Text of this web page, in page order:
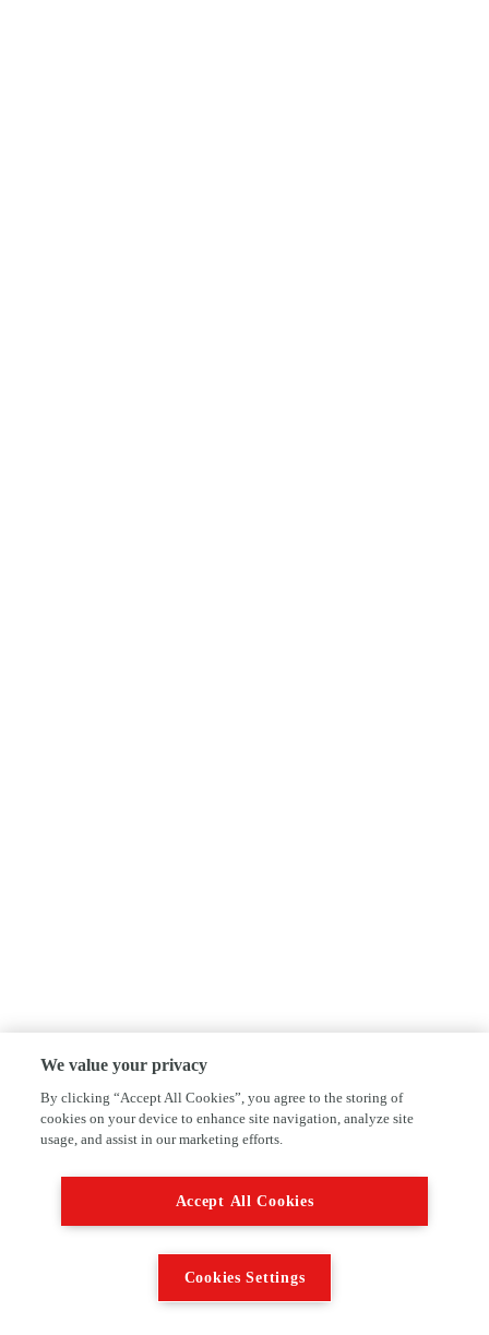
We value your privacy
By clicking “Accept All Cookies”, you agree to the storing of
cookies on your device to enhance site navigation, analyze site
usage, and assist in our marketing efforts.
Accept All Cookies
Cookies Settings